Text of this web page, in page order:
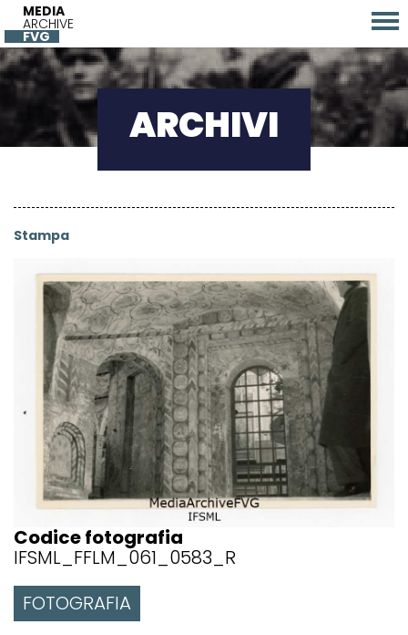
MEDIA
ARCHIVE
FVG
ARCHIVI
Stampa
Codice fotografia
IFSML_FFLM_061_0583_R
FOTOGRAFIA